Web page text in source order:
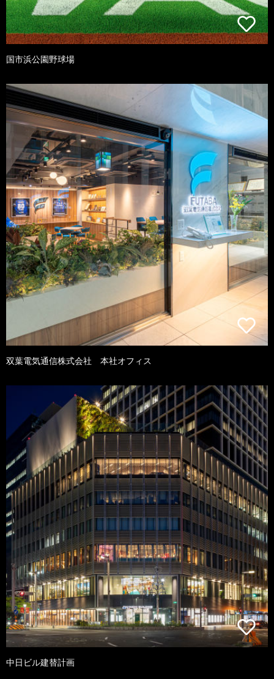
国市浜公園野球場
双葉電気通信株式会社 本社オフィス
中日ビル建替計画